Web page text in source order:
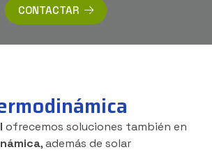
CONTACTAR
ofrecemos soluciones también en
, además de solar